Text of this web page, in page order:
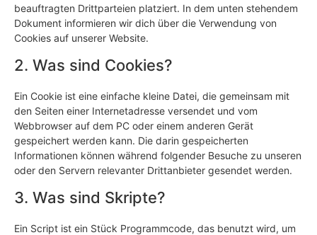
beauftragten Drittparteien platziert. In dem unten stehendem
Dokument informieren wir dich über die Verwendung von
Cookies auf unserer Website.
2. Was sind Cookies?
Ein Cookie ist eine einfache kleine Datei, die gemeinsam mit
den Seiten einer Internetadresse versendet und vom
Webbrowser auf dem PC oder einem anderen Gerät
gespeichert werden kann. Die darin gespeicherten
Informationen können während folgender Besuche zu unseren
oder den Servern relevanter Drittanbieter gesendet werden.
3. Was sind Skripte?
Ein Script ist ein Stück Programmcode, das benutzt wird, um